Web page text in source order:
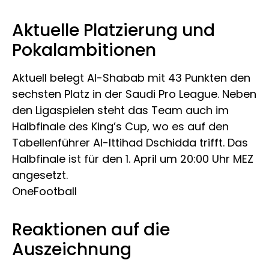
Aktuelle Platzierung und
Pokalambitionen
Aktuell belegt Al-Shabab mit 43 Punkten den
sechsten Platz in der Saudi Pro League. Neben
den Ligaspielen steht das Team auch im
Halbfinale des King’s Cup, wo es auf den
Tabellenführer Al-Ittihad Dschidda trifft. Das
Halbfinale ist für den 1. April um 20:00 Uhr MEZ
angesetzt.
OneFootball
Reaktionen auf die
Auszeichnung